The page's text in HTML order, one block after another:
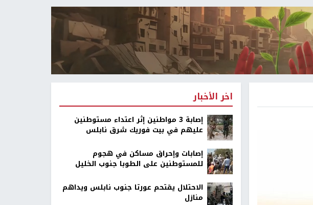
اخر الأخبار
إصابة 3 مواطنين إثر اعتداء مستوطنين
عليهم في بيت فوريك شرق نابلس
إصابات وإحراق مساكن في هجوم
للمستوطنين على الطوبا جنوب الخليل
الاحتلال يقتحم عورتا جنوب نابلس ويداهم
منازل